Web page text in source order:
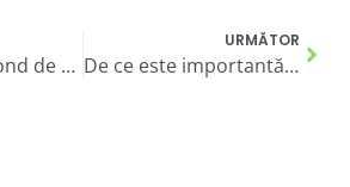
Crearea unui fond de urgență, primul pas spre stabilitatea financiară
URMĂTOR
De ce este importantă educația financiară – ce recomandă specialiștii pentru gestionarea eficientă a banilor